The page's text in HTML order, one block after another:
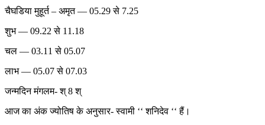
चैघडिया मुहूर्त – अमृत — 05.29 से 7.25
शुभ — 09.22 से 11.18
चल — 03.11 से 05.07
लाभ — 05.07 से 07.03
जन्मदिन मंगलम- श् 8 श्
आज का अंक ज्योतिष के अनुसार- स्वामी ‘‘ शनिदेव ‘‘ हैं।